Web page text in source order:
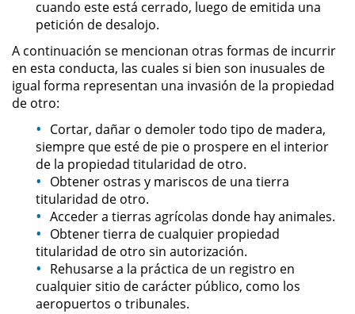
Malversación de Fondos
Presentación de Documentos
Falsos
Robo de Identidad
Delitos De Drogas
Conducir Bajo la Influencia de
Drogas - DUID
Fabricación de Drogas
Leyes sobre Marihuana en
California
cuando este está cerrado, luego de emitida una
petición de desalojo.
A continuación se mencionan otras formas de incurrir
en esta conducta, las cuales si bien son inusuales de
igual forma representan una invasión de la propiedad
de otro:
Cortar, dañar o demoler todo tipo de madera,
siempre que esté de pie o prospere en el interior
de la propiedad titularidad de otro.
Obtener ostras y mariscos de una tierra
titularidad de otro.
Acceder a tierras agrícolas donde hay animales.
Obtener tierra de cualquier propiedad
titularidad de otro sin autorización.
Rehusarse a la práctica de un registro en
cualquier sitio de carácter público, como los
aeropuertos o tribunales.